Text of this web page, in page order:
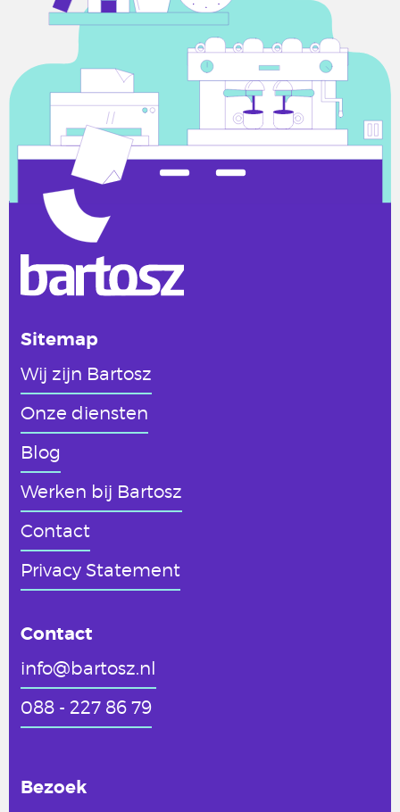
Sitemap
Wij zijn Bartosz
Onze diensten
Blog
Werken bij Bartosz
Contact
Privacy Statement
Contact
info@bartosz.nl
088 - 227 86 79
Bezoek